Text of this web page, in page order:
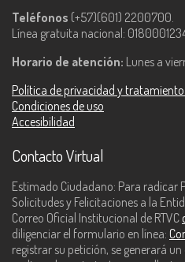
Teléfonos (+57)(601) 2200700.
Línea gratuita nacional:
Horario de atención: Lunes a
Política de privacidad y
Condiciones de uso
Accesibilidad
Contacto Virtual
Estimado Ciudadano: Para radicar
Solicitudes y Felicitaciones a la
Correo Oficial Institucional de RTVC
diligenciar el formulario en línea:
registrar su petición, se generará